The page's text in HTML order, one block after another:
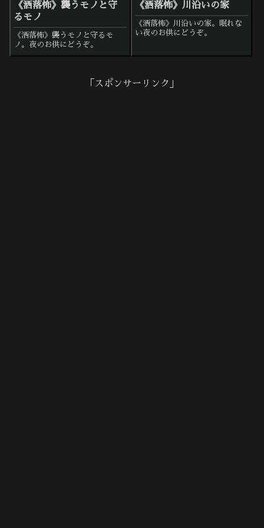
《洒落怖》襲うモノと守
るモノ
《洒落怖》襲うモノと守るモ
ノ。夜のお供にどうぞ。
《洒落怖》川沿いの家
《洒落怖》川沿いの家。眠れな
い夜のお供にどうぞ。
「スポンサーリンク」